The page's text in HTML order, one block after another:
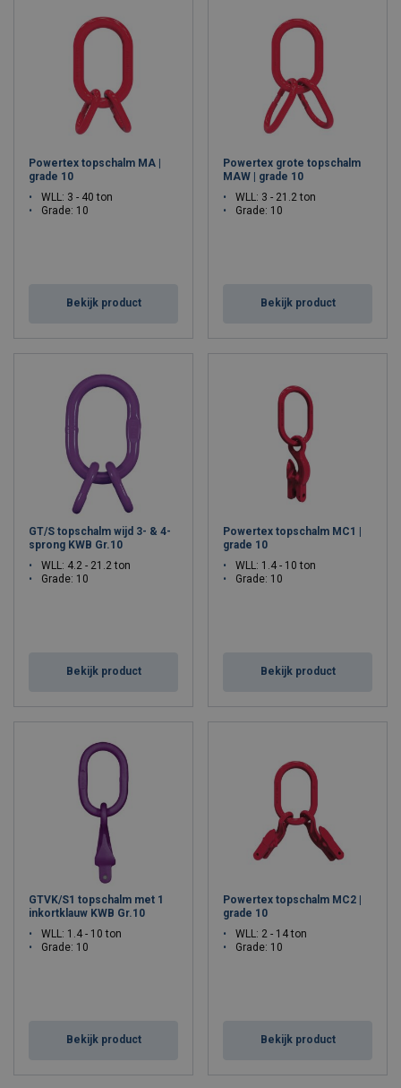
Powertex topschalm MA |
grade 10
WLL: 3 - 40 ton
Grade: 10
Bekijk product
Powertex grote topschalm
MAW | grade 10
WLL: 3 - 21.2 ton
Grade: 10
Bekijk product
GT/S topschalm wijd 3- & 4-
sprong KWB Gr.10
WLL: 4.2 - 21.2 ton
Grade: 10
Bekijk product
Powertex topschalm MC1 |
grade 10
WLL: 1.4 - 10 ton
Grade: 10
Bekijk product
GTVK/S1 topschalm met 1
inkortklauw KWB Gr.10
WLL: 1.4 - 10 ton
Grade: 10
Bekijk product
Powertex topschalm MC2 |
grade 10
WLL: 2 - 14 ton
Grade: 10
Bekijk product